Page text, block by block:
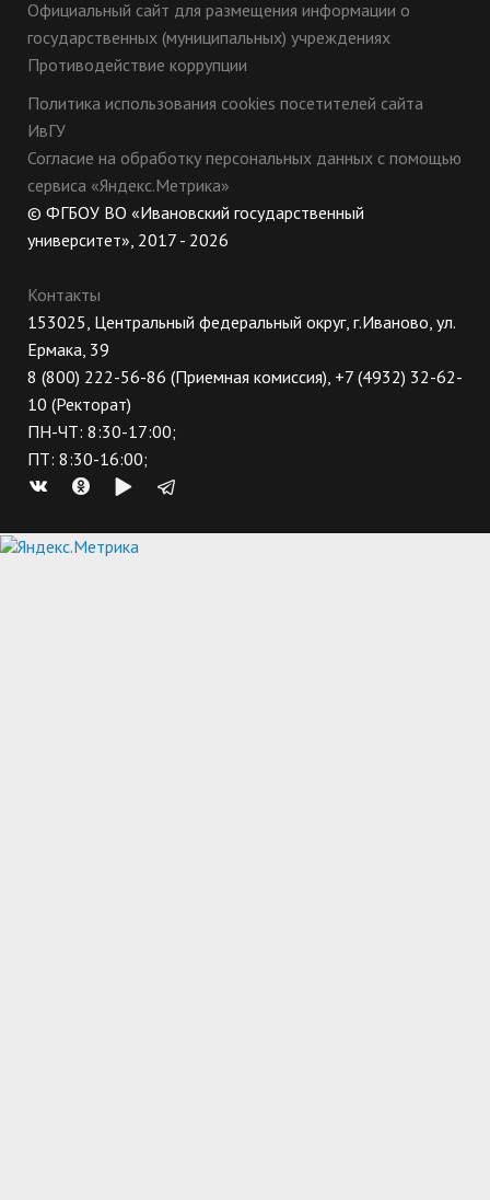
Официальный сайт для размещения информации о
государственных (муниципальных) учреждениях
Противодействие коррупции
Политика использования cookies посетителей сайта
ИвГУ
Согласие на обработку персональных данных с помощью
сервиса «Яндекс.Метрика»
© ФГБОУ ВО «Ивановский государственный
университет», 2017 - 2026
Контакты
153025, Центральный федеральный округ, г.Иваново, ул.
Ермака, 39
8 (800) 222-56-86 (Приемная комиссия), +7 (4932) 32-62-
10 (Ректорат)
ПН-ЧТ: 8:30-17:00;
ПТ: 8:30-16:00;